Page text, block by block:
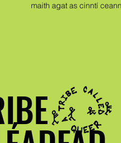
maith agat as cinntí